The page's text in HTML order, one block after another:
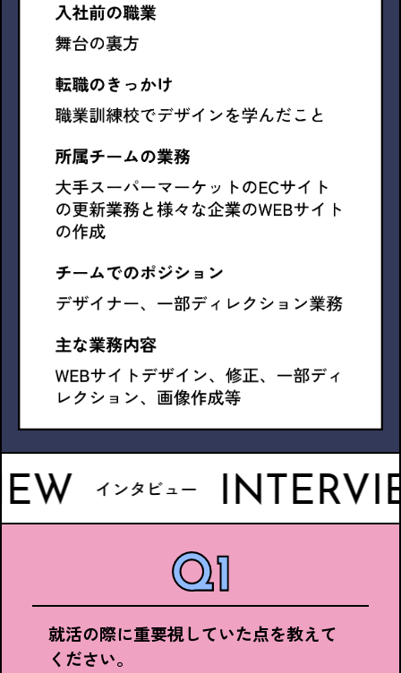
インタビュー INTERVIEW
就活の際に重要視していた点を教えて
ください。